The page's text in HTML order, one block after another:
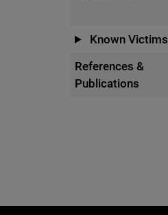
Known Victims
References &
Publications